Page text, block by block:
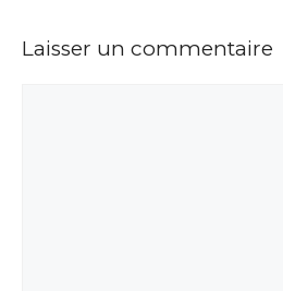
Laisser un commentaire